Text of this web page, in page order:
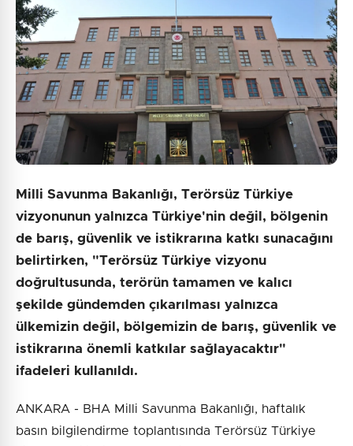
Milli Savunma Bakanlığı, Terörsüz Türkiye
vizyonunun yalnızca Türkiye'nin değil, bölgenin
de barış, güvenlik ve istikrarına katkı sunacağını
belirtirken, "Terörsüz Türkiye vizyonu
doğrultusunda, terörün tamamen ve kalıcı
şekilde gündemden çıkarılması yalnızca
ülkemizin değil, bölgemizin de barış, güvenlik ve
istikrarına önemli katkılar sağlayacaktır"
ifadeleri kullanıldı.
ANKARA - BHA Milli Savunma Bakanlığı, haftalık
basın bilgilendirme toplantısında Terörsüz Türkiye